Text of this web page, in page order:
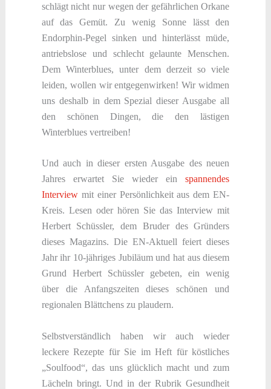
schlägt nicht nur wegen der gefährlichen Orkane
auf das Gemüt. Zu wenig Sonne lässt den
Endorphin-Pegel sinken und hinterlässt müde,
antriebslose und schlecht gelaunte Menschen.
Dem Winterblues, unter dem derzeit so viele
leiden, wollen wir entgegenwirken! Wir widmen
uns deshalb in dem Spezial dieser Ausgabe all
den schönen Dingen, die den lästigen
Winterblues vertreiben!
Und auch in dieser ersten Ausgabe des neuen
Jahres erwartet Sie wieder einspannendes
Interviewmit einer Persönlichkeit aus dem EN-
Kreis. Lesen oder hören Sie das Interview mit
Herbert Schüssler, dem Bruder des Gründers
dieses Magazins. Die EN-Aktuell feiert dieses
Jahr ihr 10-jähriges Jubiläum und hat aus diesem
Grund Herbert Schüssler gebeten, ein wenig
über die Anfangszeiten dieses schönen und
regionalen Blättchens zu plaudern.
Selbstverständlich haben wir auch wieder
leckere Rezepte für Sie im Heft für köstliches
„Soulfood“, das uns glücklich macht und zum
Lächeln bringt. Und in der Rubrik Gesundheit